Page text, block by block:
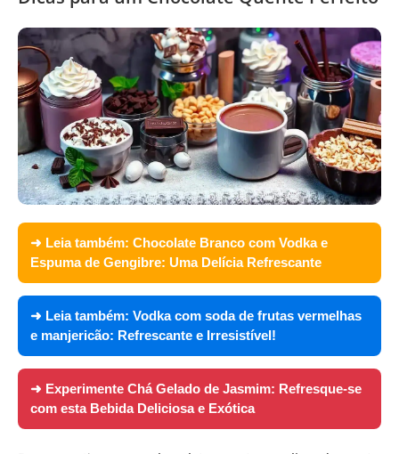
➜ Leia também: Chocolate Branco com Vodka e
Espuma de Gengibre: Uma Delícia Refrescante
➜ Leia também: Vodka com soda de frutas vermelhas
e manjericão: Refrescante e Irresistível!
➜ Experimente Chá Gelado de Jasmim: Refresque-se
com esta Bebida Deliciosa e Exótica